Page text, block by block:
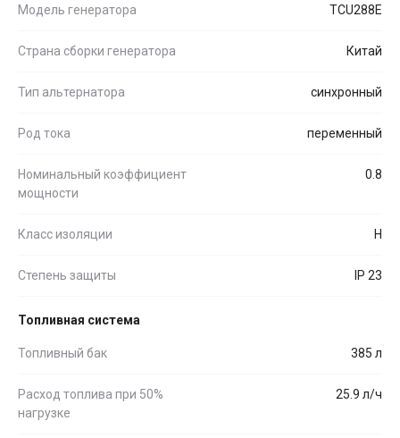
Модель генератора TCU288E
Страна сборки генератора Китай
Тип альтернатора синхронный
Род тока переменный
Номинальный коэффициент
мощности
0.8
Класс изоляции H
Степень защиты IP 23
Топливная система
Топливный бак 385 л
Расход топлива при 50%
нагрузке
25.9 л/ч